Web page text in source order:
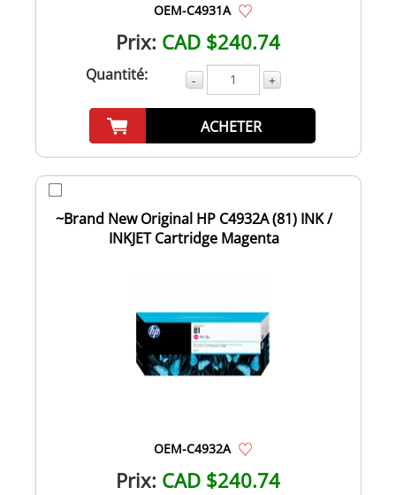
OEM-C4931A
Prix: CAD $240.74
Quantité: - +
ACHETER
~Brand New Original HP C4932A (81) INK /
INKJET Cartridge Magenta
OEM-C4932A
Prix: CAD $240.74